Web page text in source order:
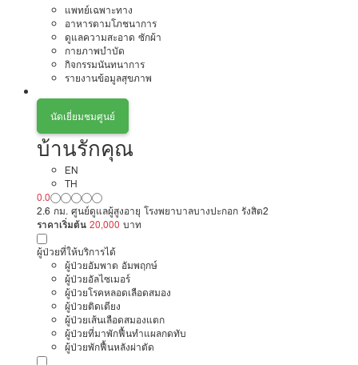
แพทย์เฉพาะทาง
อาหารตามโภชนาการ
ดูแลความสะอาด ซักผ้า
กายภาพบำบัด
กิจกรรมนันทนาการ
รายงานข้อมูลสุขภาพ
นัดเยี่ยมชมศูนย์
บ้านรักคุณ
EN
TH
0.0
2.6 กม. ศูนย์ดูแลผู้สูงอายุ โรงพยาบาลบางปะกอก รังสิต2
ราคาเริ่มต้น 20,000 บาท
ผู้ป่วยที่ให้บริการได้
ผู้ป่วยอัมพาต อัมพฤกษ์
ผู้ป่วยอัลไซเมอร์
ผู้ป่วยโรคหลอดเลือดสมอง
ผู้ป่วยติดเตียง
ผู้ป่วยเส้นเลือดสมองแตก
ผู้ป่วยที่มาพักฟื้นทำแผลกดทับ
ผู้ป่วยพักฟื้นหลังผ่าตัด